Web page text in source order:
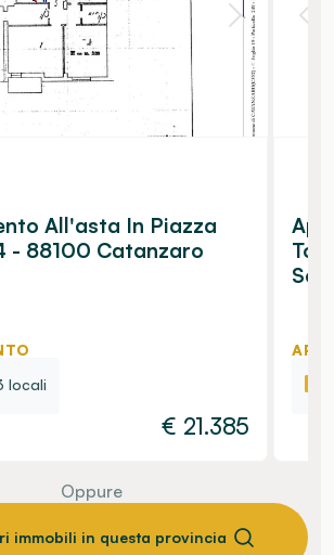
All'asta In Piazza
- 88100 Catanzaro
locali
€ 21.385
Oppure
immobili in questa provincia